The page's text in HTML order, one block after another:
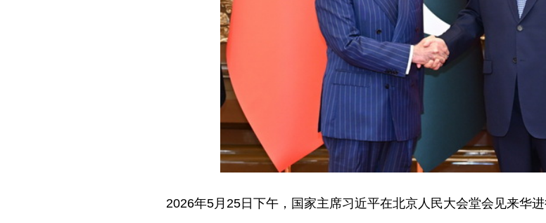
2026年5月25日下午，国家主席习近平在北京人民大会堂会见来华